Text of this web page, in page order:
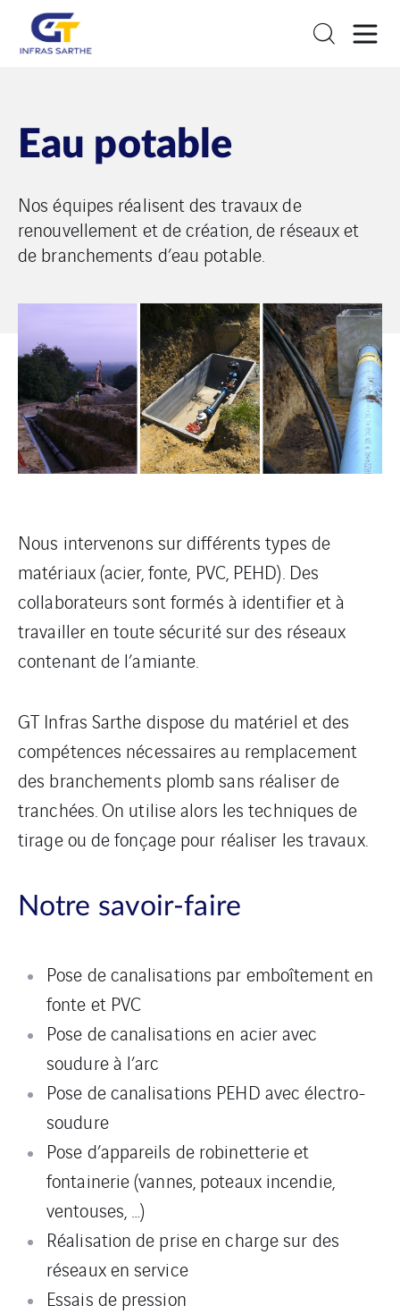
Eau potable
Nos équipes réalisent des travaux de
renouvellement et de création, de réseaux et
de branchements d’eau potable.
Nous intervenons sur différents types de
matériaux (acier, fonte, PVC, PEHD). Des
collaborateurs sont formés à identifier et à
travailler en toute sécurité sur des réseaux
contenant de l’amiante.
GT Infras Sarthe dispose du matériel et des
compétences nécessaires au remplacement
des branchements plomb sans réaliser de
tranchées. On utilise alors les techniques de
tirage ou de fonçage pour réaliser les travaux.
Notre savoir-faire
Pose de canalisations par emboîtement en
fonte et PVC
Pose de canalisations en acier avec
soudure à l’arc
Pose de canalisations PEHD avec électro-
soudure
Pose d’appareils de robinetterie et
fontainerie (vannes, poteaux incendie,
ventouses, …)
Réalisation de prise en charge sur des
réseaux en service
Essais de pression